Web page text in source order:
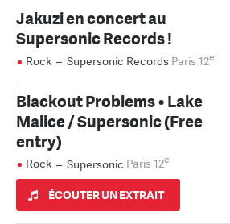
Jakuzi en concert au
Supersonic Records !
Rock – Supersonic Records Paris 12e
Blackout Problems • Lake
Malice / Supersonic (Free
entry)
Rock – Supersonic Paris 12e
ÉCOUTER UN EXTRAIT